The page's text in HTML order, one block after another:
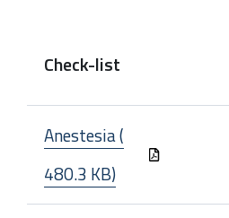
Check-list
Anestesia (
480.3 KB)